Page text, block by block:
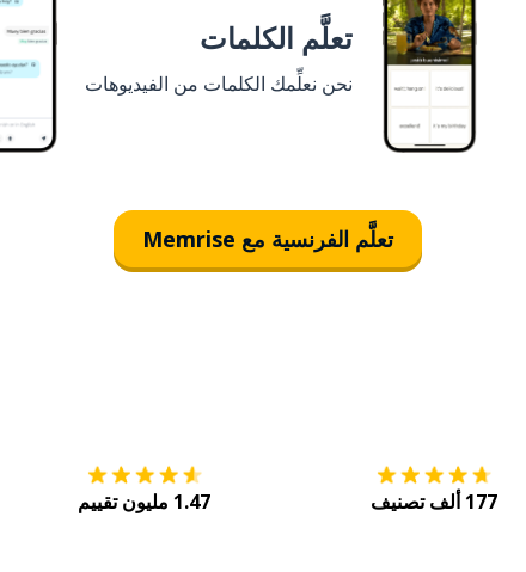
تعلَّم الكلمات
نحن نعلِّمك الكلمات من الفيديوهات
تعلَّم الفرنسية مع Memrise
177 ألف تصنيف 1.47 مليون تقييم